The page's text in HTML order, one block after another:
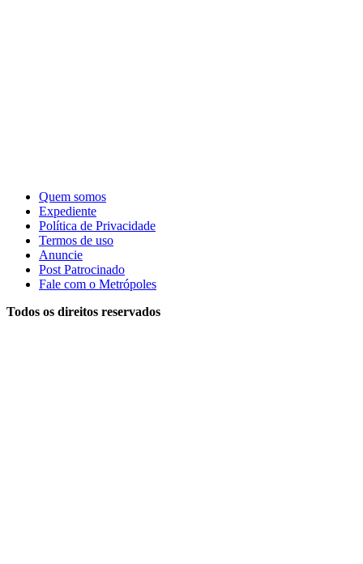
Quem somos
Expediente
Política de Privacidade
Termos de uso
Anuncie
Post Patrocinado
Fale com o Metrópoles
Todos os direitos reservados